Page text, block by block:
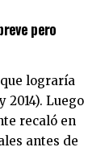
pero
lograría
2014). Luego
recaló en
antes de